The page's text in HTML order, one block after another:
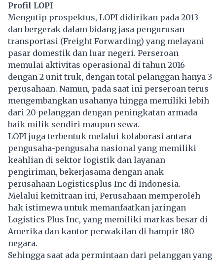
Profil LOPI
Mengutip prospektus, LOPI didirikan pada 2013
dan bergerak dalam bidang jasa pengurusan
transportasi (Freight Forwarding) yang melayani
pasar domestik dan luar negeri. Perseroan
memulai aktivitas operasional di tahun 2016
dengan 2 unit truk, dengan total pelanggan hanya 3
perusahaan. Namun, pada saat ini perseroan terus
mengembangkan usahanya hingga memiliki lebih
dari 20 pelanggan dengan peningkatan armada
baik milik sendiri maupun sewa.
LOPI juga terbentuk melalui kolaborasi antara
pengusaha-pengusaha nasional yang memiliki
keahlian di sektor logistik dan layanan
pengiriman, bekerjasama dengan anak
perusahaan Logisticsplus Inc di Indonesia.
Melalui kemitraan ini, Perusahaan memperoleh
hak istimewa untuk memanfaatkan jaringan
Logistics Plus Inc, yang memiliki markas besar di
Amerika dan kantor perwakilan di hampir 180
negara.
Sehingga saat ada permintaan dari pelanggan yang